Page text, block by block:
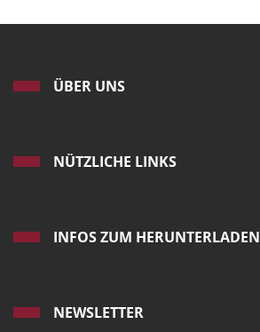
ÜBER UNS
NÜTZLICHE LINKS
INFOS ZUM HERUNTERLADEN
NEWSLETTER